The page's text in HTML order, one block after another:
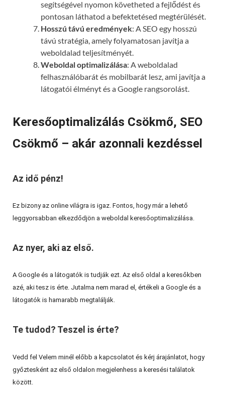
segítségével nyomon követheted a fejlődést és
pontosan láthatod a befektetésed megtérülését.
Hosszú távú eredmények: A SEO egy hosszú
távú stratégia, amely folyamatosan javítja a
weboldalad teljesítményét.
Weboldal optimalizálása: A weboldalad
felhasználóbarát és mobilbarát lesz, ami javítja a
látogatói élményt és a Google rangsorolást.
Keresőoptimalizálás Csökmő, SEO
Csökmő – akár azonnali kezdéssel
Az idő pénz!
Ez bizony az online világra is igaz. Fontos, hogy már a lehető
leggyorsabban elkezdődjön a weboldal keresőoptimalizálása.
Az nyer, aki az első.
A Google és a látogatók is tudják ezt. Az első oldal a keresőkben
azé, aki tesz is érte. Jutalma nem marad el, értékeli a Google és a
látogatók is hamarabb megtalálják.
Te tudod? Teszel is érte?
Vedd fel Velem minél előbb a kapcsolatot és kérj árajánlatot, hogy
győztesként az első oldalon megjelenhess a keresési találatok
között.